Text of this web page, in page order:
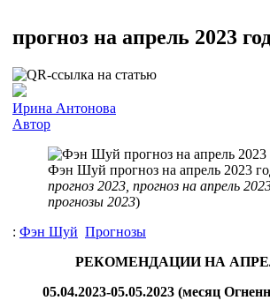
прогноз на апрель 2023
Ирина Антонова
Автор
Фэн Шуй прогноз на апрель 2023
прогноз 2023, прогноз на апрель
прогнозы 2023)
: Фэн Шуй Прогнозы
РЕКОМЕНДАЦИИ НА
05.04.2023-05.05.2023 (месяц